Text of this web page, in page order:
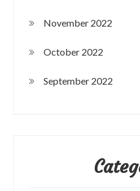
November 2022
October 2022
September 2022